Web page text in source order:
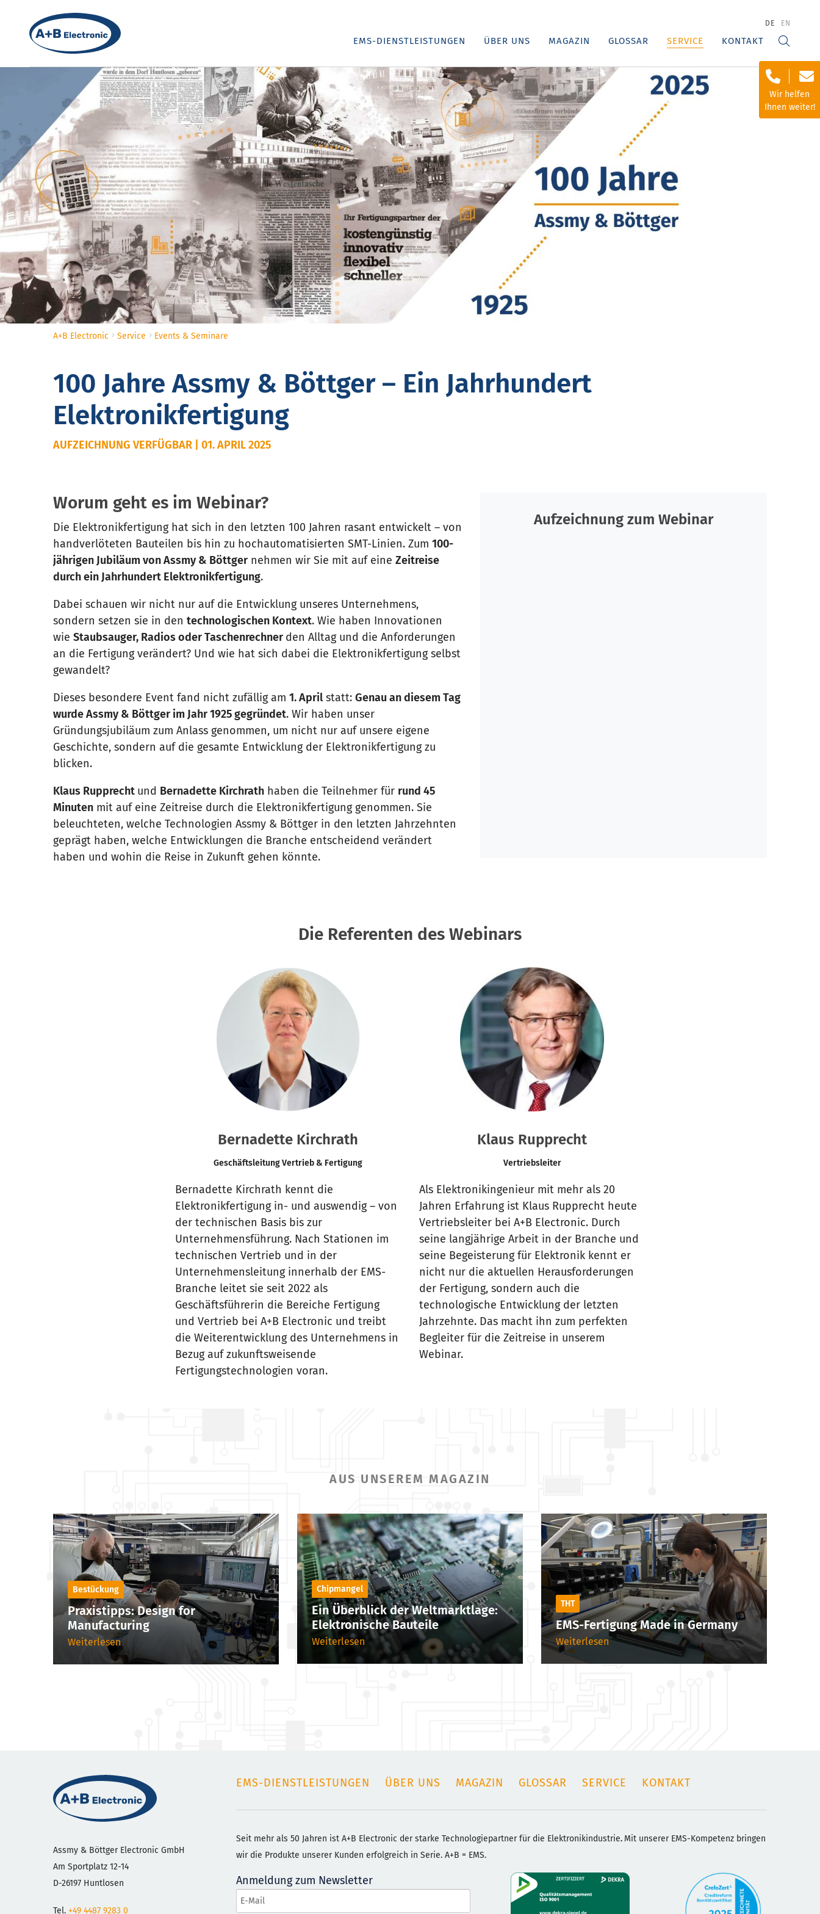
DE EN
EMS-DIENSTLEISTUNGEN ÜBER UNS MAGAZIN GLOSSAR SERVICE KONTAKT
A+B Electronic Service Events & Seminare
100 Jahre Assmy & Böttger – Ein Jahrhundert
Elektronikfertigung
AUFZEICHNUNG VERFÜGBAR | 01. APRIL 2025
Worum geht es im Webinar?
Die Elektronikfertigung hat sich in den letzten 100 Jahren rasant entwickelt – von
handverlöteten Bauteilen bis hin zu hochautomatisierten SMT-Linien. Zum 100-
jährigen Jubiläum von Assmy & Böttger nehmen wir Sie mit auf eine Zeitreise
durch ein Jahrhundert Elektronikfertigung.
Dabei schauen wir nicht nur auf die Entwicklung unseres Unternehmens,
sondern setzen sie in den technologischen Kontext. Wie haben Innovationen
wie Staubsauger, Radios oder Taschenrechner den Alltag und die Anforderungen
an die Fertigung verändert? Und wie hat sich dabei die Elektronikfertigung selbst
gewandelt?
Dieses besondere Event fand nicht zufällig am 1. Aprilstatt: Genau an diesem Tag
wurde Assmy & Böttger im Jahr 1925 gegründet. Wir haben unser
Gründungsjubiläum zum Anlass genommen, um nicht nur auf unsere eigene
Geschichte, sondern auf die gesamte Entwicklung der Elektronikfertigung zu
blicken.
Klaus Rupprecht und Bernadette Kirchrath haben die Teilnehmer für rund 45
Minuten mit auf eine Zeitreise durch die Elektronikfertigung genommen. Sie
beleuchteten, welche Technologien Assmy & Böttger in den letzten Jahrzehnten
geprägt haben, welche Entwicklungen die Branche entscheidend verändert
haben und wohin die Reise in Zukunft gehen könnte.
Aufzeichnung zum Webinar
Die Referenten des Webinars
Bernadette Kirchrath
Geschäftsleitung Vertrieb & Fertigung
Bernadette Kirchrath kennt die
Elektronikfertigung in- und auswendig – von
der technischen Basis bis zur
Unternehmensführung. Nach Stationen im
technischen Vertrieb und in der
Unternehmensleitung innerhalb der EMS-
Branche leitet sie seit 2022 als
Geschäftsführerin die Bereiche Fertigung
und Vertrieb bei A+B Electronic und treibt
die Weiterentwicklung des Unternehmens in
Bezug auf zukunftsweisende
Fertigungstechnologien voran.
Klaus Rupprecht
Vertriebsleiter
Als Elektronikingenieur mit mehr als 20
Jahren Erfahrung ist Klaus Rupprecht heute
Vertriebsleiter bei A+B Electronic. Durch
seine langjährige Arbeit in der Branche und
seine Begeisterung für Elektronik kennt er
nicht nur die aktuellen Herausforderungen
der Fertigung, sondern auch die
technologische Entwicklung der letzten
Jahrzehnte. Das macht ihn zum perfekten
Begleiter für die Zeitreise in unserem
Webinar.
AUS UNSEREM MAGAZIN
Bestückung
Praxistipps: Design for
Manufacturing
Weiterlesen
Chipmangel
Ein Überblick der Weltmarktlage:
Elektronische Bauteile
Weiterlesen
THT
EMS-Fertigung Made in Germany
Weiterlesen
Assmy & Böttger Electronic GmbH
Am Sportplatz 12-14
D-26197 Huntlosen
Tel. +49 4487 9283 0
EMS-DIENSTLEISTUNGEN ÜBER UNS MAGAZIN GLOSSAR SERVICE KONTAKT
Seit mehr als 50 Jahren ist A+B Electronic der starke Technologiepartner für die Elektronikindustrie. Mit unserer EMS-Kompetenz bringen
wir die Produkte unserer Kunden erfolgreich in Serie. A+B = EMS.
Anmeldung zum Newsletter
Wir helfen
Ihnen weiter!